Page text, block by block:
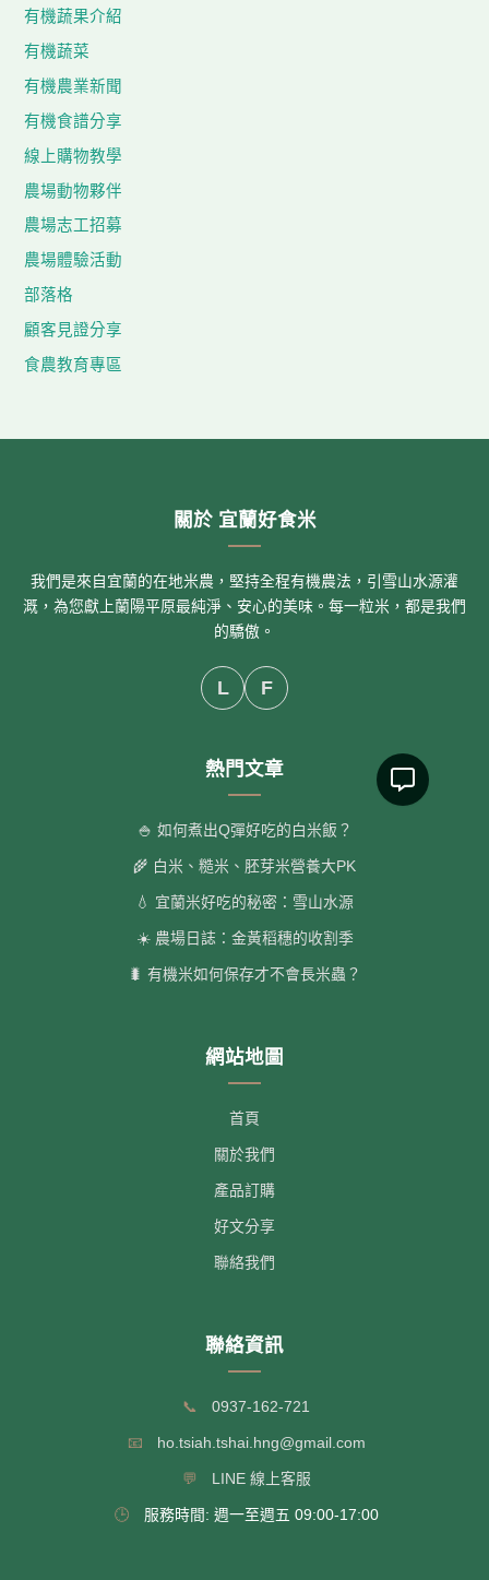
有機蔬果介紹
有機蔬菜
有機農業新聞
有機食譜分享
線上購物教學
農場動物夥伴
農場志工招募
農場體驗活動
部落格
顧客見證分享
食農教育專區
關於 宜蘭好食米
我們是來自宜蘭的在地米農，堅持全程有機農法，引雪山水源灌
溉，為您獻上蘭陽平原最純淨、安心的美味。每一粒米，都是我們
的驕傲。
L F
熱門文章
🍚 如何煮出Q彈好吃的白米飯？
🌾 白米、糙米、胚芽米營養大PK
💧 宜蘭米好吃的秘密：雪山水源
☀️ 農場日誌：金黃稻穗的收割季
🐛 有機米如何保存才不會長米蟲？
網站地圖
首頁
關於我們
產品訂購
好文分享
聯絡我們
聯絡資訊
📞 0937-162-721
📧 ho.tsiah.tshai.hng@gmail.com
💬 LINE 線上客服
🕒 服務時間: 週一至週五 09:00-17:00